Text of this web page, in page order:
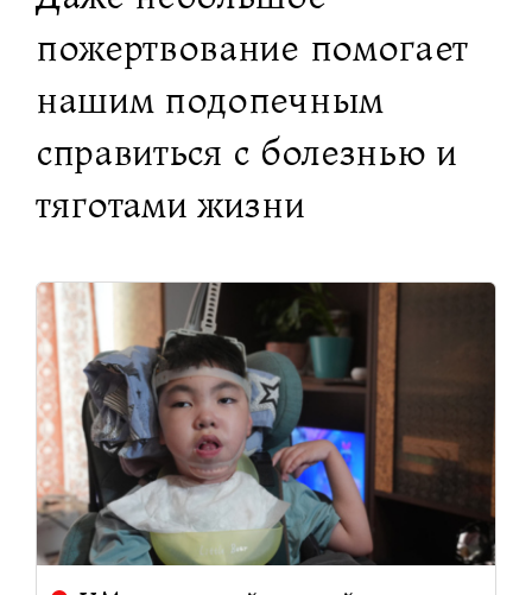
пожертвование помогает
нашим подопечным
справиться с болезнью и
тяготами жизни